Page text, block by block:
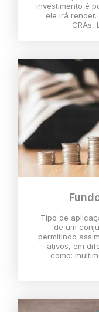
investimento é
ele irá render.
CRAs,
Tipo de
de um
permitindo
ativos, em
como: